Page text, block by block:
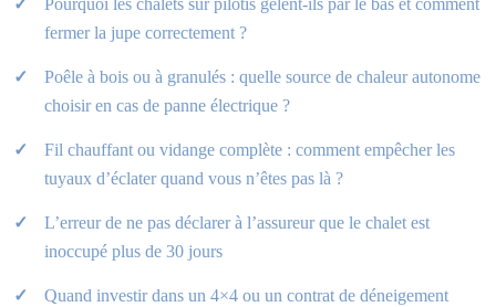
Pourquoi les chalets sur pilotis gèlent-ils par le bas et comment
fermer la jupe correctement ?
Poêle à bois ou à granulés : quelle source de chaleur autonome
choisir en cas de panne électrique ?
Fil chauffant ou vidange complète : comment empêcher les
tuyaux d’éclater quand vous n’êtes pas là ?
L’erreur de ne pas déclarer à l’assureur que le chalet est
inoccupé plus de 30 jours
Quand investir dans un 4×4 ou un contrat de déneigement